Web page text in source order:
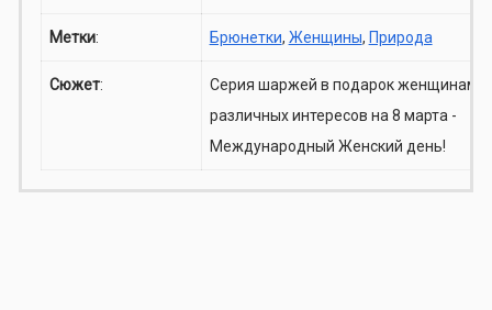
Метки: Брюнетки, Женщины, Природа
Сюжет:
Серия шаржей в подарок женщинам
различных интересов на 8 марта -
Международный Женский день!